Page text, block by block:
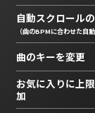
自動スクロール
（曲のBPMに合わせた自
曲のキーを変更
お気に入りに上
加